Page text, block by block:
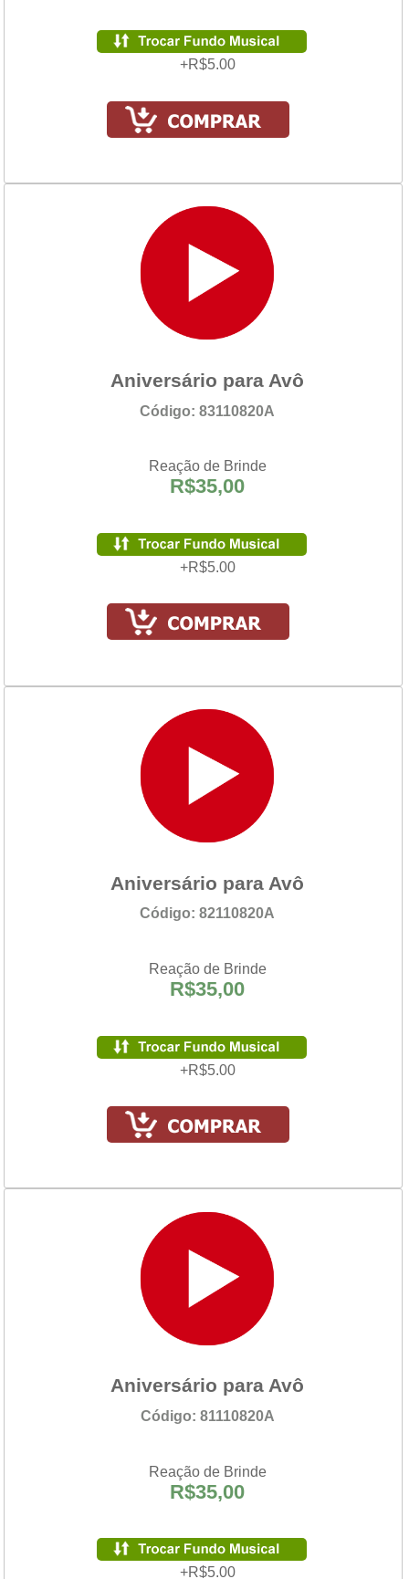
+R$5.00
Aniversário para Avô
Código: 83110820A
Reação de Brinde
R$35,00
+R$5.00
Aniversário para Avô
Código: 82110820A
Reação de Brinde
R$35,00
+R$5.00
Aniversário para Avô
Código: 81110820A
Reação de Brinde
R$35,00
+R$5.00